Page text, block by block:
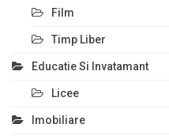
Film
Timp Liber
Educatie Si Invatamant
Licee
Imobiliare